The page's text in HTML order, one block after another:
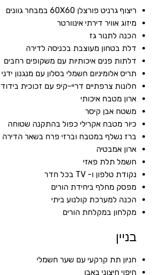
ריצוף גרניט פורצלן 60X60 במבחר גוונים
מיזוג אוויר דירתי אינוורטר
הכנה לתנור גז
דלת בטחון מעוצבת בכניסה לדירה
דלתות פנים איכותיות עם משקופים רחבים
תריס אלומיניום חשמלי בסלון עם מנגנון ידני
חלונות צרפתיים דריי-קיפ עם זכוכית
ארון מטבח איכותי
משטח אבן קיסר
כיור מטבח אקרילי כפול בהתקנה שטוחה
ברז נשלף במטבח וברזי פרח בשאר הדירה
ארון אמבטיה
חשמל תלת פאזי
נקודת טלפון ו- TV בכל חדר
מפסק מחלף ביחידת הורים
הכנה למערכת קולנוע ביתי
מקלחון במקלחת הורים
בניין
חניון תת קרקעי עם שער חשמלי
חיפוי חיצוני באבן